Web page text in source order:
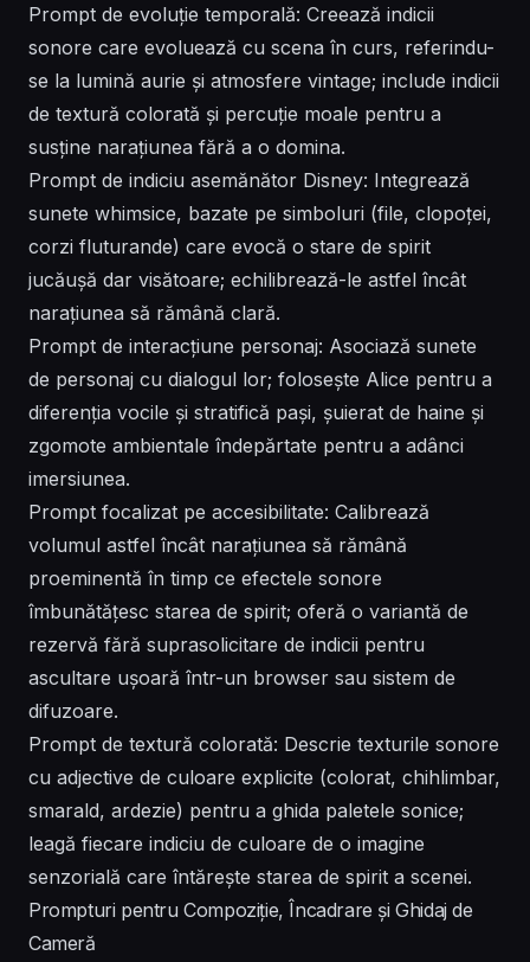
Prompt de evoluție temporală: Creează indicii
sonore care evoluează cu scena în curs, referindu-
se la lumină aurie și atmosfere vintage; include indicii
de textură colorată și percuție moale pentru a
susține narațiunea fără a o domina.
Prompt de indiciu asemănător Disney: Integrează
sunete whimsice, bazate pe simboluri (file, clopoței,
corzi fluturande) care evocă o stare de spirit
jucăușă dar visătoare; echilibrează-le astfel încât
narațiunea să rămână clară.
Prompt de interacțiune personaj: Asociază sunete
de personaj cu dialogul lor; folosește Alice pentru a
diferenția vocile și stratifică pași, șuierat de haine și
zgomote ambientale îndepărtate pentru a adânci
imersiunea.
Prompt focalizat pe accesibilitate: Calibrează
volumul astfel încât narațiunea să rămână
proeminentă în timp ce efectele sonore
îmbunătățesc starea de spirit; oferă o variantă de
rezervă fără suprasolicitare de indicii pentru
ascultare ușoară într-un browser sau sistem de
difuzoare.
Prompt de textură colorată: Descrie texturile sonore
cu adjective de culoare explicite (colorat, chihlimbar,
smarald, ardezie) pentru a ghida paletele sonice;
leagă fiecare indiciu de culoare de o imagine
senzorială care întărește starea de spirit a scenei.
Prompturi pentru Compoziție, Încadrare și Ghidaj de
Cameră